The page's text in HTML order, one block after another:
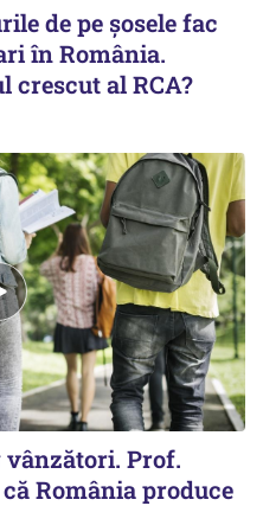
de pe şosele fac
în România.
crescut al RCA?
Prof.
România produce